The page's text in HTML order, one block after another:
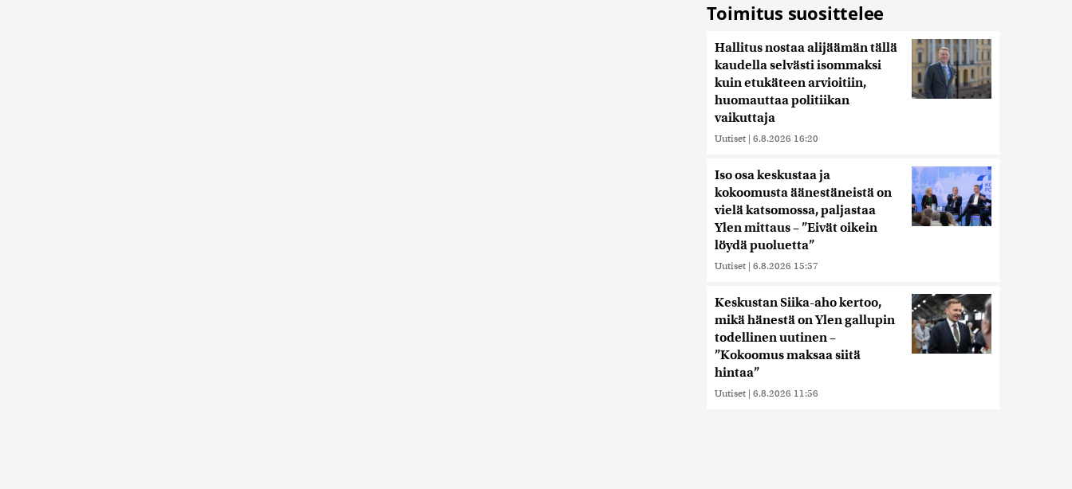
Toimitus suosittelee
Hallitus nostaa alijäämän tällä
kaudella selvästi isommaksi
kuin etukäteen arvioitiin,
huomauttaa politiikan
vaikuttaja
Uutiset | 6.8.2026 16:20
Iso osa keskustaa ja
kokoomusta äänestäneistä on
vielä katsomossa, paljastaa
Ylen mittaus – ”Eivät oikein
löydä puoluetta”
Uutiset | 6.8.2026 15:57
Keskustan Siika-aho kertoo,
mikä hänestä on Ylen gallupin
todellinen uutinen –
”Kokoomus maksaa siitä
hintaa”
Uutiset | 6.8.2026 11:56